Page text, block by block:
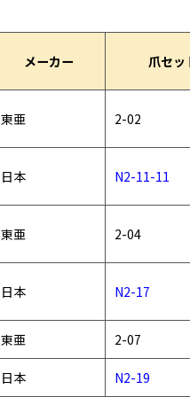
メーカー 爪セッ
東亜 2-02
日本 N2-11-11
東亜 2-04
日本 N2-17
東亜 2-07
日本 N2-19